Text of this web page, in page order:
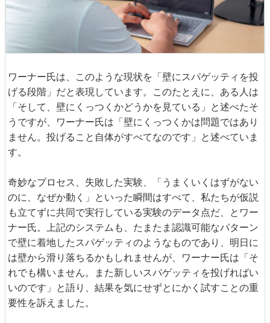
ワーナー氏は、このような現状を「壁にスパゲッティを投
げる段階」だと表現しています。このたとえに、ある人は
「そして、壁にくっつくかどうかを見ている」と述べたそ
うですが、ワーナー氏は「壁にくっつくかは問題ではあり
ません。投げること自体がすべてなのです」と述べていま
す。
奇妙なプロセス、失敗した実験、「うまくいくはずがない
のに、なぜか動く」といった瞬間はすべて、私たちが仮説
も立てずに共同で実行している実験のデータ点だ、とワー
ナー氏。上記のシステムも、たまたま認識可能なパターン
で壁に着地したスパゲッティのようなものであり、明日に
は壁から滑り落ちるかもしれませんが、ワーナー氏は「そ
れでも構いません。また新しいスパゲッティを投げればい
いのです」と語り、結果を気にせずとにかく試すことの重
要性を訴えました。